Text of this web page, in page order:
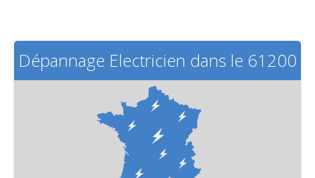
Dépannage Electricien dans le 61200